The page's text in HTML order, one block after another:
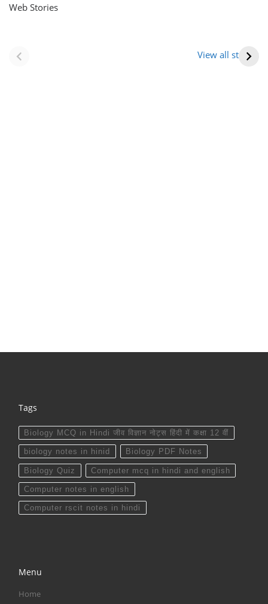
Web Stories
View all stories
(राजस्थान) |
आभूषण (women’s
Tags
Biology MCQ in Hindi जीव विज्ञान नोट्स हिंदी में कक्षा 12 वीं
biology notes in hinid Biology PDF Notes
Biology Quiz Computer mcq in hindi and english
Computer notes in english
Computer rscit notes in hindi
Menu
Home